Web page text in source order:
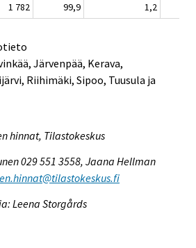
1 782 99,9 1,2
Järvenpää, Kerava,
Riihimäki, Sipoo, Tuusula ja
hinnat, Tilastokeskus
029 551 3558, Jaana Hellman
Leena Storgårds